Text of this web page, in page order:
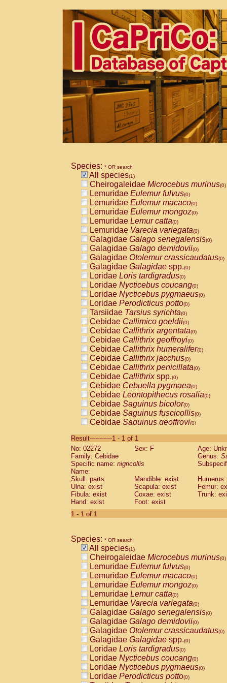
Species: * OR search
All species(1)
Cheirogaleidae Microcebus murinus(0)
Lemuridae Eulemur fulvus(0)
Lemuridae Eulemur macaco(0)
Lemuridae Eulemur mongoz(0)
Lemuridae Lemur catta(0)
Lemuridae Varecia variegata(0)
Galagidae Galago senegalensis(0)
Galagidae Galago demidovii(0)
Galagidae Otolemur crassicaudatus(0)
Galagidae Galagidae spp.(0)
Loridae Loris tardigradus(0)
Loridae Nycticebus coucang(0)
Loridae Nycticebus pygmaeus(0)
Loridae Perodicticus potto(0)
Tarsiidae Tarsius syrichta(0)
Cebidae Callimico goeldii(0)
Cebidae Callithrix argentata(0)
Cebidae Callithrix geoffroyi(0)
Cebidae Callithrix humeralifer(0)
Cebidae Callithrix jacchus(0)
Cebidae Callithrix penicillata(0)
Cebidae Callithrixspp.(0)
Cebidae Cebuella pygmaea(0)
Cebidae Leontopithecus rosalia(0)
Cebidae Saguinus bicolor(0)
Cebidae Saguinus fuscicollis(0)
Cebidae Saguinus geoffroyi(0)
CebidaeSaguinus labiatus(0)
Cebidae Saguinus leucopus (0)
Cebidae
CebidaeSaguinus mystax
Cebidae Saguinus nigricollis (1)
Cebidae Saguinus oedipus
Cebidae Saguinus weddelli
Cebidae Saguinusspp.
Cebidae
CebidaeCebus capucinus
CebidaeCebus nigrivittatus
CebidaeCebus spp.(0)
CebidaeSaimiri boliviensis(0)
CebidaeSaimiri sciureus(0)
AtelidaeAlouatta caraya(0)
AtelidaeAlouatta fusca(0)
AtelidaeAlouatta seniculus(0)
AtelidaeAlouattaspp.(0)
AtelidaeAteles belzebuth(0)
AtelidaeAteles geoffroyi(0)
AtelidaeAteles paniscus(0)
AtelidaeAtelesspp.(0)
AtelidaeLagothrix lagothricha(0)
AtelidaeLagothrix lagothricha cana
PitheciidaeCacajao calvus
Result-----------1 - 1 of 1
No: 02272
Sex: F
Age:
Family: Cebidae
Genus:
Specific name: nigricollis
Name:
Skull: parts
Mandible: exist
Ulna: exist
Scapula: exist
Femur:
Fibula: exist
Coxae: exist
Trunk:
Hand: exist
Foot: exist
1 - 1 of 1
Species: * OR search
All species(1)
Cheirogaleidae Microcebus murinus(0)
Lemuridae Eulemur fulvus(0)
Lemuridae Eulemur macaco(0)
Lemuridae Eulemur mongoz(0)
Lemuridae Lemur catta(0)
Lemuridae Varecia variegata(0)
Galagidae Galago senegalensis(0)
Galagidae Galago demidovii(0)
Galagidae Otolemur crassicaudatus(0)
Galagidae Galagidae spp.(0)
Loridae Loris tardigradus(0)
Loridae Nycticebus coucang(0)
Loridae Nycticebus pygmaeus(0)
Loridae Perodicticus potto(0)